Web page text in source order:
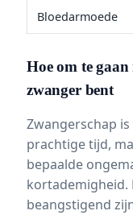
Bloedarmoede
Hoe om te
zwanger bent
Zwangerschap
prachtige tijd,
bepaalde
kortademigheid.
beangstigend